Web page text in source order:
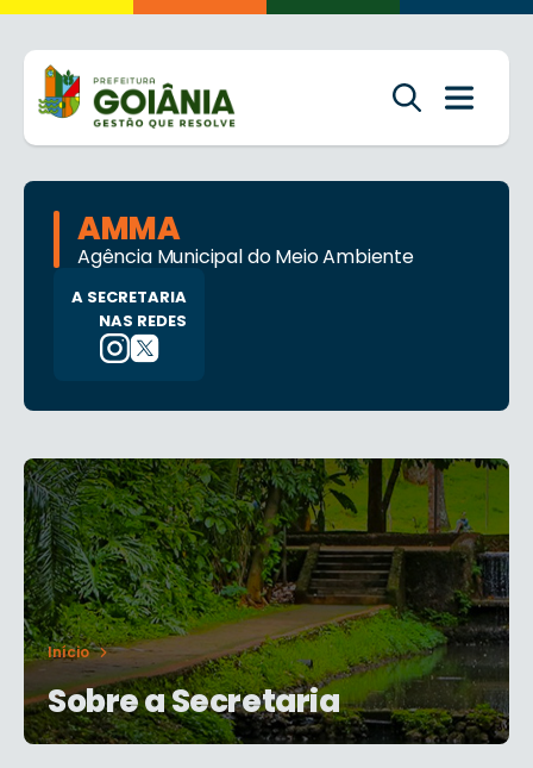
AMMA
Agência Municipal do Meio Ambiente
A SECRETARIA
NAS REDES
Início
Sobre a Secretaria